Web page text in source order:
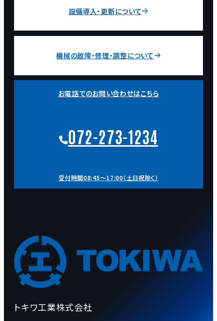
設備導入・更新について
機械の故障・修理・調整について
お電話でのお問い合わせはこちら
072-273-1234
受付時間08:45～17:00（土日祝除く）
トキワ工業株式会社